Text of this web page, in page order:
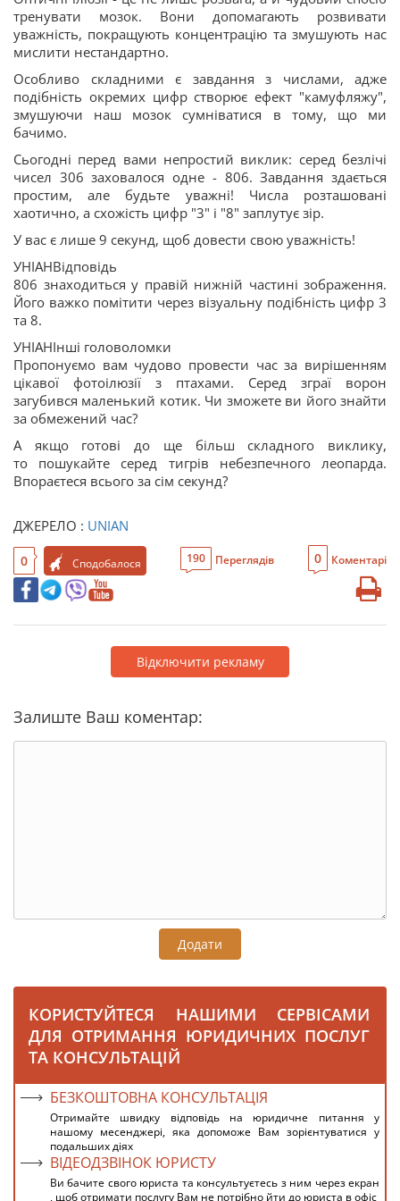
тренувати мозок. Вони допомагають розвивати
уважність, покращують концентрацію та змушують нас
мислити нестандартно.
Особливо складними є завдання з числами, адже
подібність окремих цифр створює ефект "камуфляжу",
змушуючи наш мозок сумніватися в тому, що ми
бачимо.
Сьогодні перед вами непростий виклик: серед безлічі
чисел 306 заховалося одне - 806. Завдання здається
простим, але будьте уважні! Числа розташовані
хаотично, а схожість цифр "3" і "8" заплутує зір.
У вас є лише 9 секунд, щоб довести свою уважність!
УНІАНВідповідь
806 знаходиться у правій нижній частині зображення.
Його важко помітити через візуальну подібність цифр 3
та 8.
УНІАНІнші головоломки
Пропонуємо вам чудово провести час за вирішенням
цікавої фотоілюзії з птахами. Серед зграї ворон
загубився маленький котик. Чи зможете ви його знайти
за обмежений час?
А якщо готові до ще більш складного виклику,
то пошукайте серед тигрів небезпечного леопарда.
Впораєтеся всього за сім секунд?
ДЖЕРЕЛО : UNIAN
0 Сподобалося 190 Переглядів 0 Коментарі
Відключити рекламу
Залиште Ваш коментар:
Додати
КОРИСТУЙТЕСЯ НАШИМИ СЕРВІСАМИ
ДЛЯ ОТРИМАННЯ ЮРИДИЧНИХ ПОСЛУГ
ТА КОНСУЛЬТАЦІЙ
БЕЗКОШТОВНА КОНСУЛЬТАЦІЯ
Отримайте швидку відповідь на юридичне питання у
нашому месенджері, яка допоможе Вам зорієнтуватися у
подальших діях
ВІДЕОДЗВІНОК ЮРИСТУ
Ви бачите свого юриста та консультуєтесь з ним через екран
, щоб отримати послугу Вам не потрібно йти до юриста в офіс